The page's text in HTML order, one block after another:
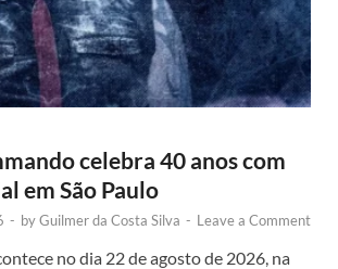
celebra 40 anos com
em São Paulo
- byGuilmer da Costa Silva - Leave a Comment
no dia 22 de agosto de 2026, na